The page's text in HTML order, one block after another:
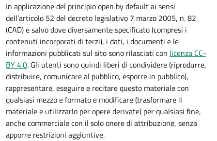
In applicazione del principio open by default ai sensi
dell’articolo 52 del decreto legislativo 7 marzo 2005, n. 82
(CAD) e salvo dove diversamente specificato (compresi i
contenuti incorporati di terzi), i dati, i documenti e le
informazioni pubblicati sul sito sono rilasciati con licenza CC-
BY 4.0. Gli utenti sono quindi liberi di condividere (riprodurre,
distribuire, comunicare al pubblico, esporre in pubblico),
rappresentare, eseguire e recitare questo materiale con
qualsiasi mezzo e formato e modificare (trasformare il
materiale e utilizzarlo per opere derivate) per qualsiasi fine,
anche commerciale con il solo onere di attribuzione, senza
apporre restrizioni aggiuntive.